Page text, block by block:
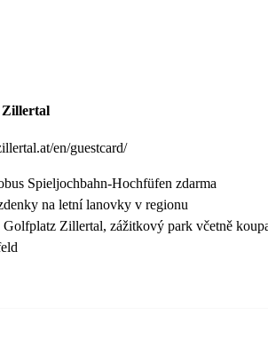
Zillertal
en/guestcard/
Spieljochbahn-Hochfüfen zdarma
na letní lanovky v regionu
Golfplatz Zillertal, zážitkový park včetně